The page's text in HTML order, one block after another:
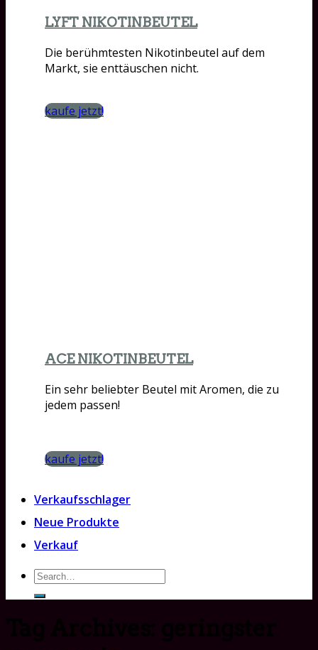
LYFT NIKOTINBEUTEL
Die berühmtesten Nikotinbeutel auf dem
Markt, sie enttäuschen nicht.
kaufe jetzt!
ACE NIKOTINBEUTEL
Ein sehr beliebter Beutel mit Aromen, die zu
jedem passen!
kaufe jetzt!
Verkaufsschlager
Neue Produkte
Verkauf
Search
for: